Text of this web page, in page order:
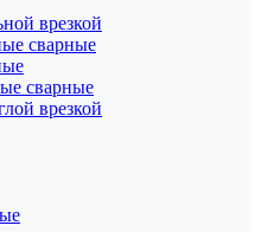
врезкой
сварные
сварные
врезкой